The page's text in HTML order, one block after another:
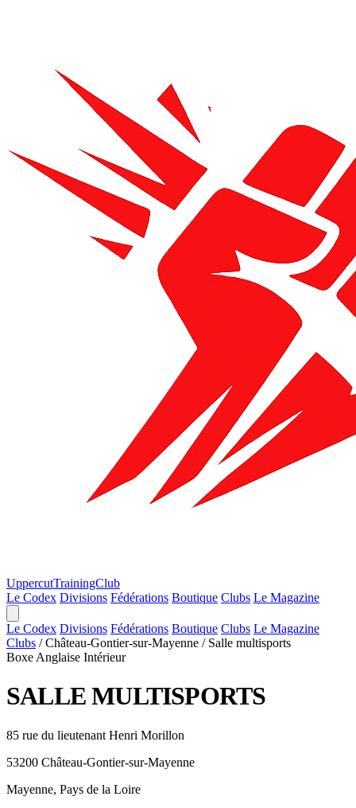
UppercutTrainingClub
Le Codex Divisions Fédérations Boutique Clubs Le Magazine
Le Codex Divisions Fédérations Boutique Clubs Le Magazine
Clubs / Château-Gontier-sur-Mayenne / Salle multisports
Boxe Anglaise Intérieur
SALLE MULTISPORTS
85 rue du lieutenant Henri Morillon
53200 Château-Gontier-sur-Mayenne
Mayenne, Pays de la Loire